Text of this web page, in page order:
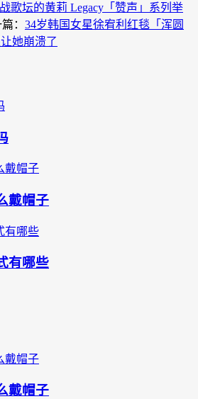
歌坛的黄莉 Legacy「赞声」系列举
： 34岁韩国女星徐宥利红毯「浑圆
她崩溃了
戴帽子
有哪些
戴帽子